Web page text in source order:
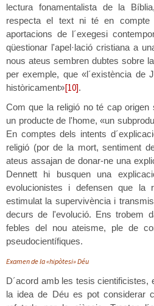
lectura fonamentalista de la
respecta el text ni té en compte
aportacions de l´exegesi
qüestionar l'apel·lació cristiana a
nous ateus sembren dubtes sobre
per exemple, que «l´existència de
històricament»[10].
Com que la religió no té cap origen
un producte de l'home, «un
En comptes dels intents
religió (por de la mort, sentiment
ateus assajan de donar-ne una
Dennett hi busquen una
evolucionistes i defensen que la
estimulat la supervivència i
decurs de l'evolució. Ens trobem
febles del nou ateisme, ple de
pseudocientífiques.
Examen de la «hipòtesi» Déu
D´acord amb les tesis cientificistes,
la idea de Déu es pot considerar